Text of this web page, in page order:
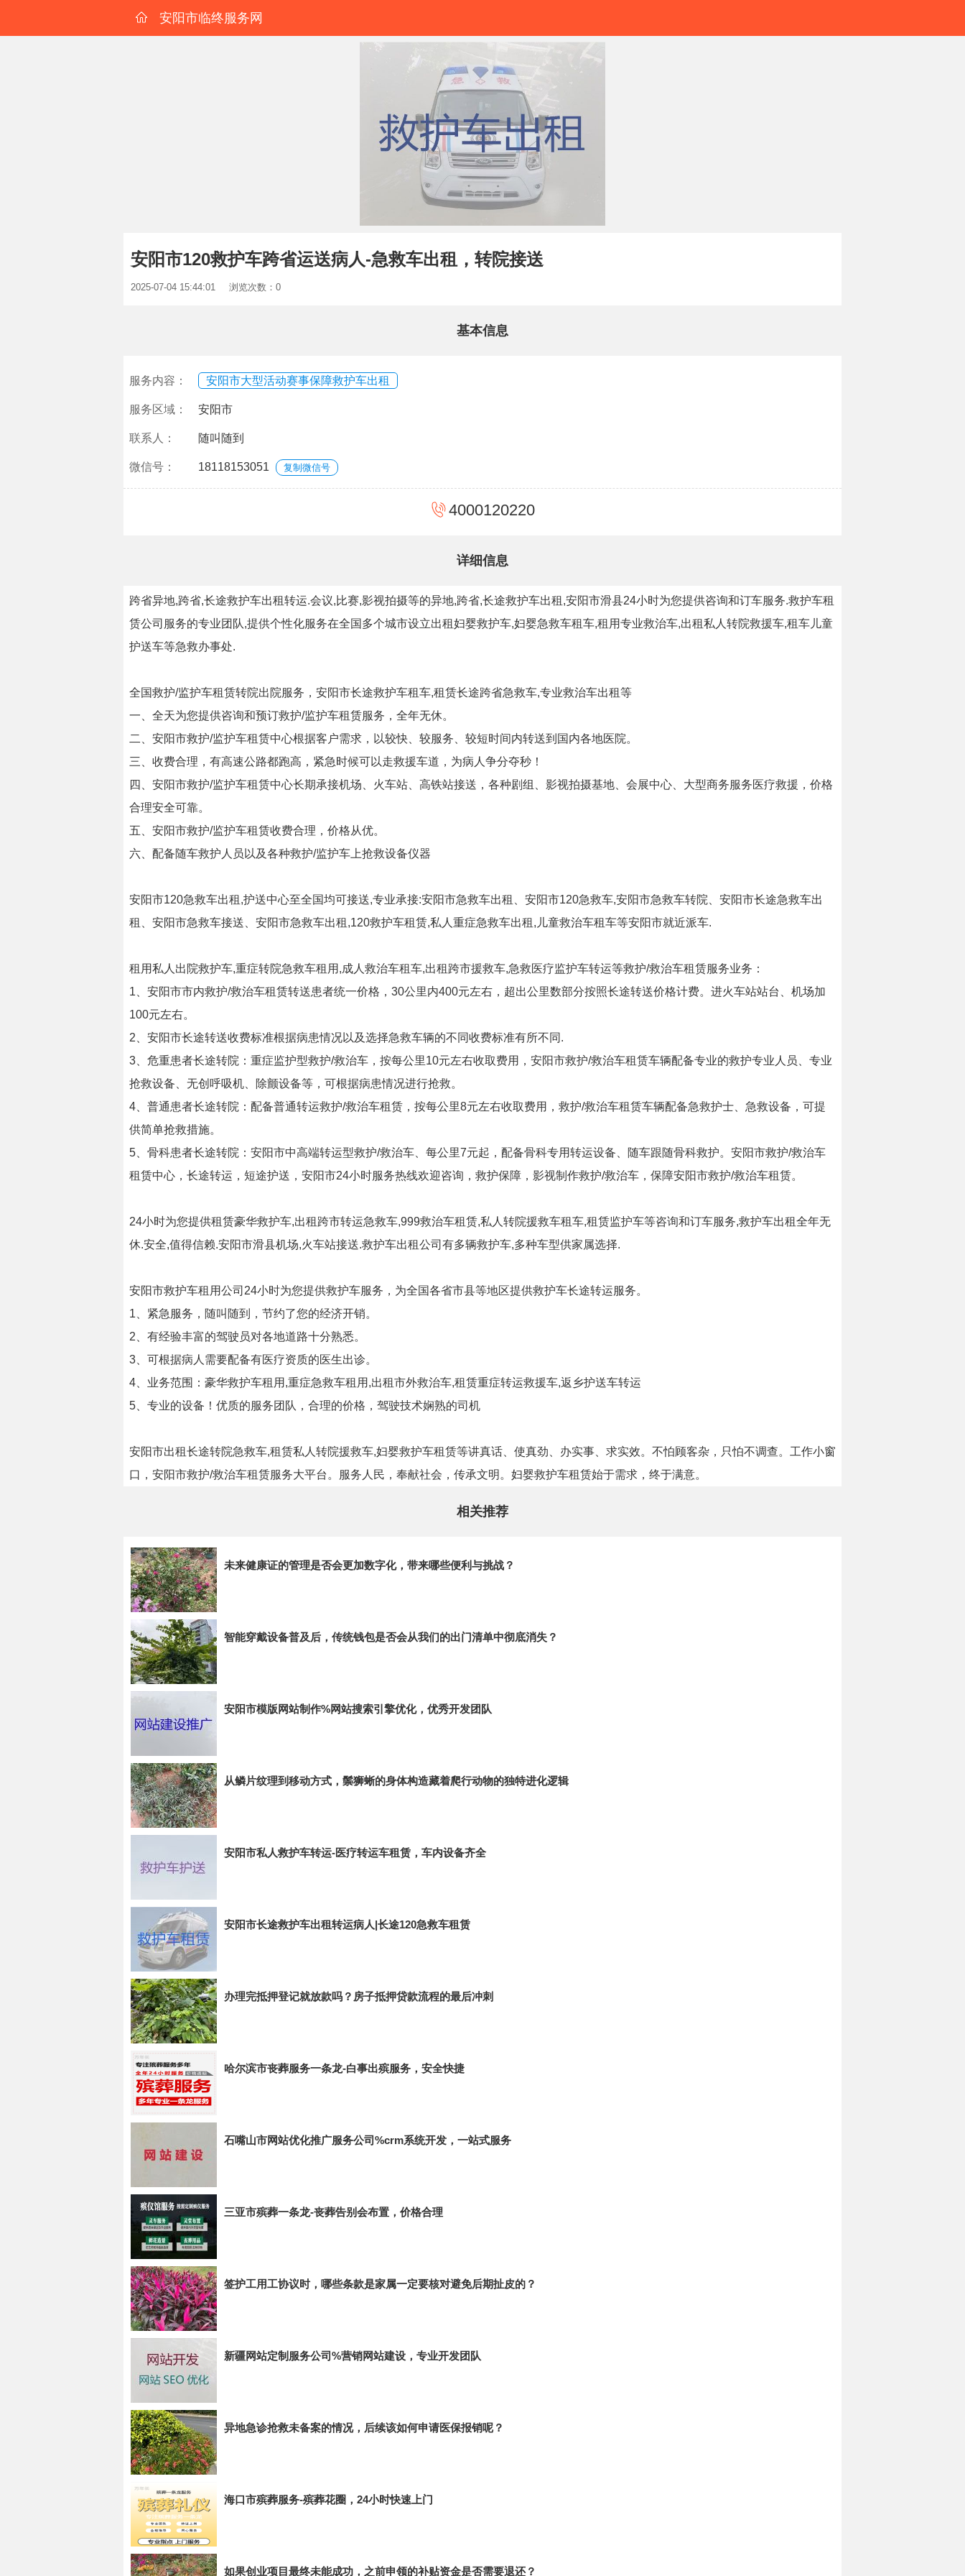
安阳市临终服务网
安阳市120救护车跨省运送病人-急救车出租，转院接送
2025-07-04 15:44:01 浏览次数：0
基本信息
服务内容： 安阳市大型活动赛事保障救护车出租
服务区域： 安阳市
联系人： 随叫随到
微信号： 18118153051 复制微信号
4000120220
详细信息
跨省异地,跨省,长途救护车出租转运.会议,比赛,影视拍摄等的异地,跨省,长途救护车出租,安阳市滑县24小时为您提供咨询和订车服务.救护车租
赁公司服务的专业团队,提供个性化服务在全国多个城市设立出租妇婴救护车,妇婴急救车租车,租用专业救治车,出租私人转院救援车,租车儿童
护送车等急救办事处.
全国救护/监护车租赁转院出院服务，安阳市长途救护车租车,租赁长途跨省急救车,专业救治车出租等
一、全天为您提供咨询和预订救护/监护车租赁服务，全年无休。
二、安阳市救护/监护车租赁中心根据客户需求，以较快、较服务、较短时间内转送到国内各地医院。
三、收费合理，有高速公路都跑高，紧急时候可以走救援车道，为病人争分夺秒！
四、安阳市救护/监护车租赁中心长期承接机场、火车站、高铁站接送，各种剧组、影视拍摄基地、会展中心、大型商务服务医疗救援，价格
合理安全可靠。
五、安阳市救护/监护车租赁收费合理，价格从优。
六、配备随车救护人员以及各种救护/监护车上抢救设备仪器
安阳市120急救车出租,护送中心至全国均可接送,专业承接:安阳市急救车出租、安阳市120急救车,安阳市急救车转院、安阳市长途急救车出
租、安阳市急救车接送、安阳市急救车出租,120救护车租赁,私人重症急救车出租,儿童救治车租车等安阳市就近派车.
租用私人出院救护车,重症转院急救车租用,成人救治车租车,出租跨市援救车,急救医疗监护车转运等救护/救治车租赁服务业务：
1、安阳市市内救护/救治车租赁转送患者统一价格，30公里内400元左右，超出公里数部分按照长途转送价格计费。进火车站站台、机场加
100元左右。
2、安阳市长途转送收费标准根据病患情况以及选择急救车辆的不同收费标准有所不同.
3、危重患者长途转院：重症监护型救护/救治车，按每公里10元左右收取费用，安阳市救护/救治车租赁车辆配备专业的救护专业人员、专业
抢救设备、无创呼吸机、除颤设备等，可根据病患情况进行抢救。
4、普通患者长途转院：配备普通转运救护/救治车租赁，按每公里8元左右收取费用，救护/救治车租赁车辆配备急救护士、急救设备，可提
供简单抢救措施。
5、骨科患者长途转院：安阳市中高端转运型救护/救治车、每公里7元起，配备骨科专用转运设备、随车跟随骨科救护。安阳市救护/救治车
租赁中心，长途转运，短途护送，安阳市24小时服务热线欢迎咨询，救护保障，影视制作救护/救治车，保障安阳市救护/救治车租赁。
24小时为您提供租赁豪华救护车,出租跨市转运急救车,999救治车租赁,私人转院援救车租车,租赁监护车等咨询和订车服务,救护车出租全年无
休.安全,值得信赖.安阳市滑县机场,火车站接送.救护车出租公司有多辆救护车,多种车型供家属选择.
安阳市救护车租用公司24小时为您提供救护车服务，为全国各省市县等地区提供救护车长途转运服务。
1、紧急服务，随叫随到，节约了您的经济开销。
2、有经验丰富的驾驶员对各地道路十分熟悉。
3、可根据病人需要配备有医疗资质的医生出诊。
4、业务范围：豪华救护车租用,重症急救车租用,出租市外救治车,租赁重症转运救援车,返乡护送车转运
5、专业的设备！优质的服务团队，合理的价格，驾驶技术娴熟的司机
安阳市出租长途转院急救车,租赁私人转院援救车,妇婴救护车租赁等讲真话、使真劲、办实事、求实效。不怕顾客杂，只怕不调查。工作小窗
口，安阳市救护/救治车租赁服务大平台。服务人民，奉献社会，传承文明。妇婴救护车租赁始于需求，终于满意。
相关推荐
未来健康证的管理是否会更加数字化，带来哪些便利与挑战？
智能穿戴设备普及后，传统钱包是否会从我们的出门清单中彻底消失？
安阳市模版网站制作%网站搜索引擎优化，优秀开发团队
从鳞片纹理到移动方式，鬃狮蜥的身体构造藏着爬行动物的独特进化逻辑
安阳市私人救护车转运-医疗转运车租赁，车内设备齐全
安阳市长途救护车出租转运病人|长途120急救车租赁
办理完抵押登记就放款吗？房子抵押贷款流程的最后冲刺
哈尔滨市丧葬服务一条龙-白事出殡服务，安全快捷
石嘴山市网站优化推广服务公司%crm系统开发，一站式服务
三亚市殡葬一条龙-丧葬告别会布置，价格合理
签护工用工协议时，哪些条款是家属一定要核对避免后期扯皮的？
新疆网站定制服务公司%营销网站建设，专业开发团队
异地急诊抢救未备案的情况，后续该如何申请医保报销呢？
海口市殡葬服务-殡葬花圈，24小时快速上门
如果创业项目最终未能成功，之前申领的补贴资金是否需要退还？